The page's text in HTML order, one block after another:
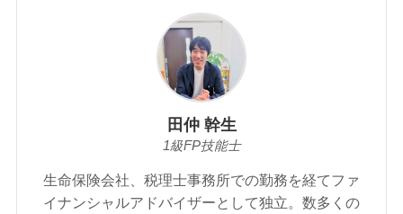
田仲 幹生
1級FP技能士
生命保険会社、税理士事務所での勤務を経てファ
イナンシャルアドバイザーとして独立。数多くの